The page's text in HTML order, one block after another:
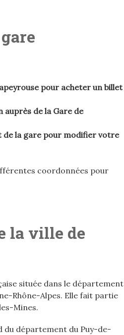
pour acheter un billet
de la Gare de
de la gare pour modifier votre
coordonnées pour
la ville de
située dans le département
Rhône-Alpes. Elle fait partie
Mines.
du département du Puy-de-